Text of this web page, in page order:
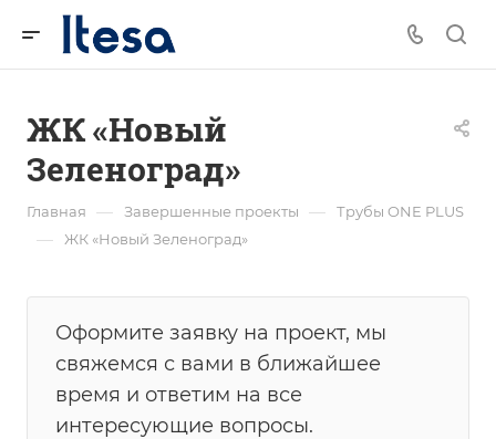
ЖК «Новый
Зеленоград»
Главная — Завершенные проекты — Трубы ONE PLUS
— ЖК «Новый Зеленоград»
Оформите заявку на проект, мы
свяжемся с вами в ближайшее
время и ответим на все
интересующие вопросы.